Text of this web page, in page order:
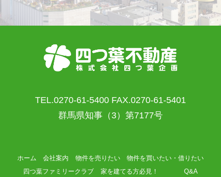
TEL.0270-61-5400 FAX.0270-61-5401
群馬県知事（3）第7177号
ホーム 会社案内 物件を売りたい
物件を買いたい・借りたい
四つ葉ファミリークラブ
家を建てる方必見！ Q&A